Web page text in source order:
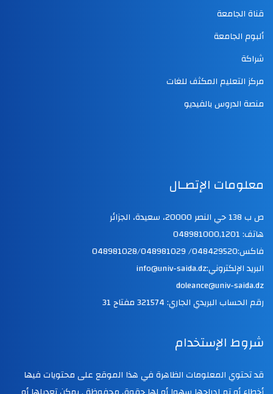
قناة الجامعة
ألبوم الجامعة
شراكة
مركز التعليم المكثف للغات
منصة الدروس بالفيديو
معلومات الإتصـال
ص ب 138 حي النصر 20000، سعيدة، الجزائر
هاتف: 048981000,1201
فاكس:048429520/ 048981028/048981029
البريد الإلكتروني:info@univ-saida.dz
doleance@univ-saida.dz
رقم الحساب البريدي الجاري: 321574 مفتاح 31
شروط الإستخدام
قد تحتوي المعلومات الظاهرة في هذا الموقع على محتويات فيها